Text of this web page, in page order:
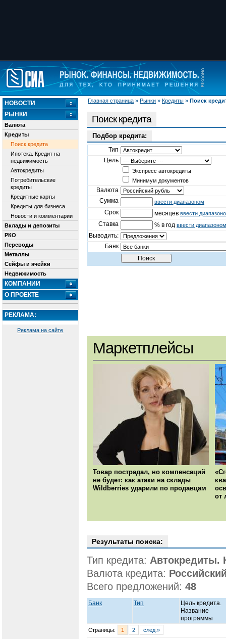
Главная страница » Рынки » Кредиты » Поиск
НОВОСТИ
РЫНКИ
Валюта
Кредиты
Поиск кредита
Ипотека. Кредит на
недвижимость
Автокредиты
Потребительские
кредиты
Кредитные карты
Кредиты для бизнеса
Новости и комментарии
Вклады и депозиты
РКО
Переводы
Металлы
Сейфы и ячейки
Недвижимость
КОМПАНИИ
О ПРОЕКТЕ
РЕКЛАМА:
Реклама на сайте
Поиск кредита
Подбор кредита:
Тип
Цель
Экспресс автокредиты
Минимум документов
Валюта
Сумма
ввести диапазоном
Срок месяцев ввести
Ставка % в год ввести диапазоном
Выводить:
Банк
Маркетплейсы
Товар пострадал, но компенсаций
не будет: как атаки на склады
Wildberries ударили по продавцам
от
Результаты поиска:
Тип кредита: Автокредиты.
Валюта кредита:
Всего предложений: 48
Банк Тип
Цель кредита.
Название
программы
Страницы: 1 2 след.»